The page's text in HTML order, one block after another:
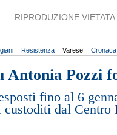
RIPRODUZIONE VIETATA
Resistenza Varese
Antonia Pozzi
fino al 6
dal Centro